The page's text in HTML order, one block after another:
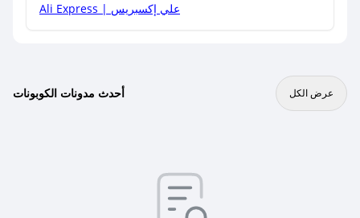
Ali Express | علي إكسبريس
أحدث مدونات الكوبونات عرض الكل